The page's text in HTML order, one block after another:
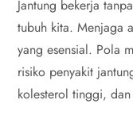
Jantung bekerja
tubuh kita. Menjaga
yang esensial. Pola
risiko penyakit
kolesterol tinggi,